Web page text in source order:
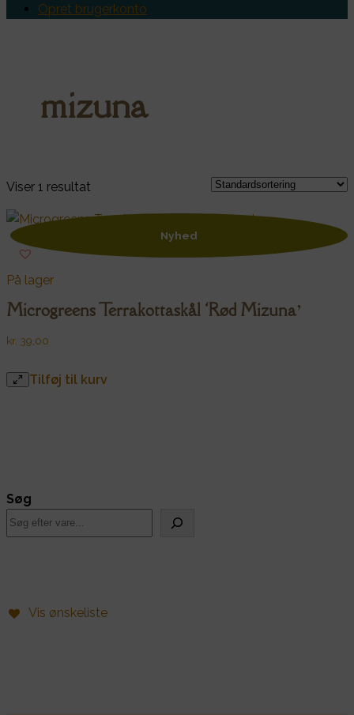
Opret brugerkonto
mizuna
Viser 1 resultat
Nyhed
På lager
Microgreens Terrakottaskål ‘Rød Mizuna’
kr. 39,00
Tilføj til kurv
Søg
Vis ønskeliste